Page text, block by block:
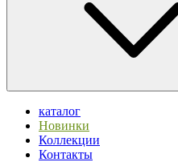
каталог
Новинки
Коллекции
Контакты